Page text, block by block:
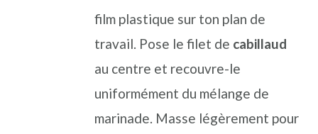
film plastique sur ton plan de
travail. Pose le filet de cabillaud
au centre et recouvre-le
uniformément du mélange de
marinade. Masse légèrement pour